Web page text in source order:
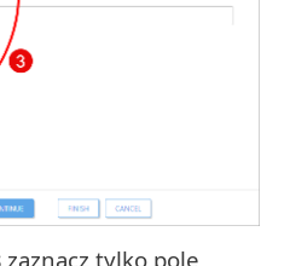
zaznacz tylko pole